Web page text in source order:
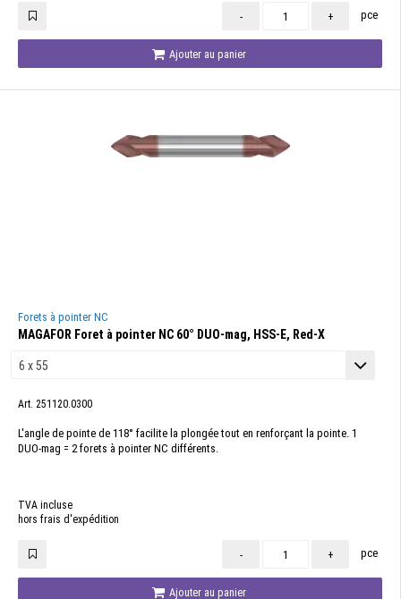
- + pce
Ajouter au panier
Forets à pointer NC
MAGAFOR Foret à pointer NC 60° DUO-mag, HSS-E, Red-X
Art. 251120.0300
L'angle de pointe de 118° facilite la plongée tout en renforçant la pointe. 1
DUO-mag = 2 forets à pointer NC différents.
TVA incluse
hors frais d'expédition
- + pce
Ajouter au panier